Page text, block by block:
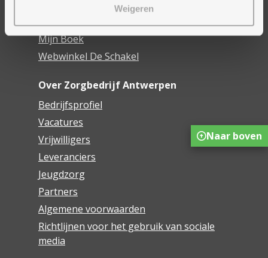
Weigeren
Mijn Boek
Webwinkel De Schakel
Over Zorgbedrijf Antwerpen
Bedrijfsprofiel
Vacatures
Vrijwilligers
Leveranciers
Jeugdzorg
Partners
Algemene voorwaarden
Richtlijnen voor het gebruik van sociale
media
Naar boven